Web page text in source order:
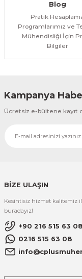
Blog
Pratik
Programlarımız ve
Mühendisliği İçin
Bilgiler
Kampanya
Ücretsiz e-bültene kayıt
BİZE ULAŞIN
Kesintisiz hizmet kalitemiz
buradayız!
+90 216 515 63 08
0216 515 63 08